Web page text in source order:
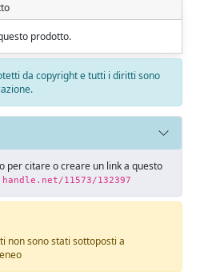
prodotto.
da copyright e tutti i diritti sono
per citare o creare un link a questo
11573/132397
non sono stati sottoposti a